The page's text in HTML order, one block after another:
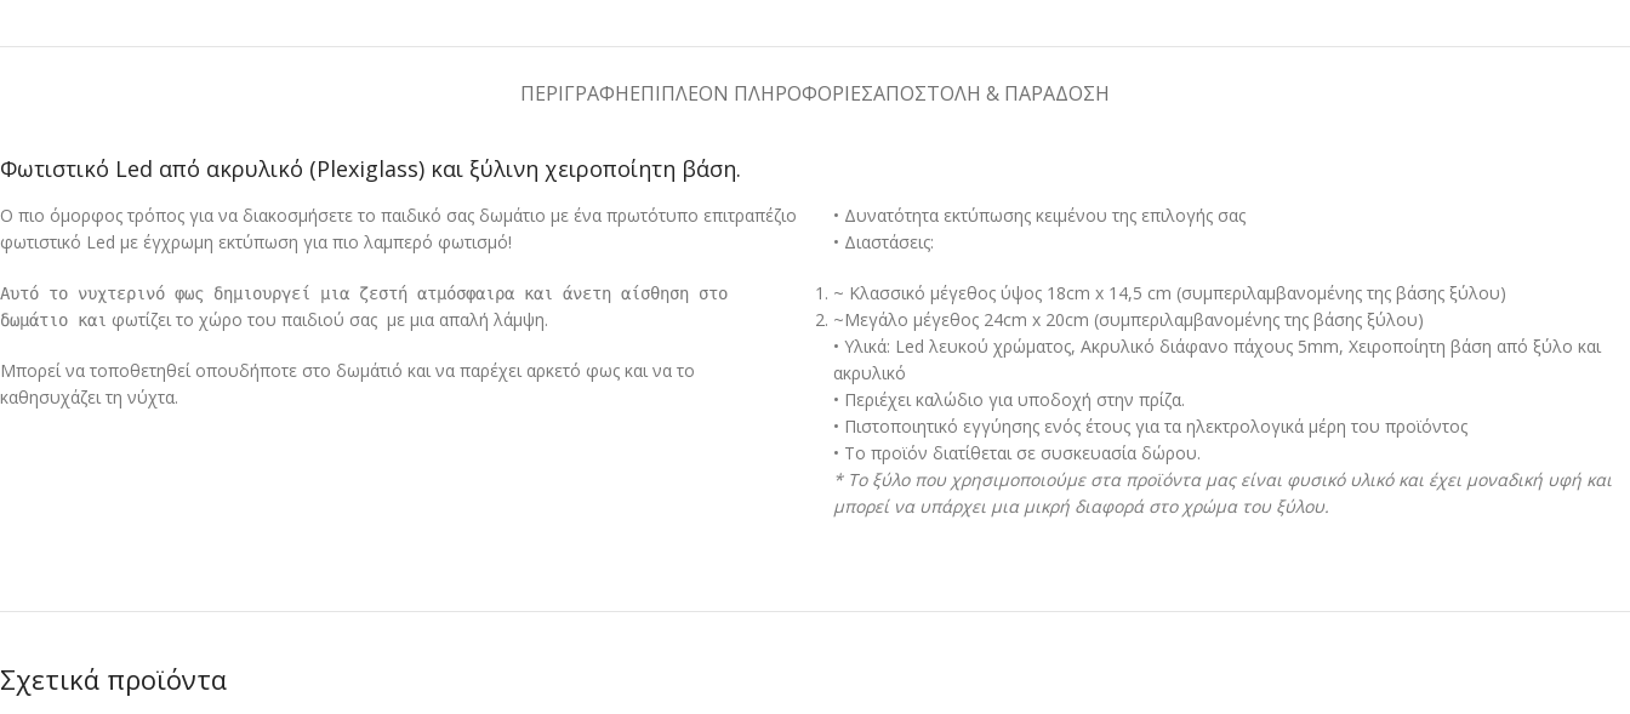
ΠΕΡΙΓΡΑΦΉΕΠΙΠΛΈΟΝ ΠΛΗΡΟΦΟΡΊΕΣΑΠΟΣΤΟΛΉ & ΠΑΡΆΔΟΣΗ
Φωτιστικό Led από ακρυλικό (Plexiglass) και ξύλινη χειροποίητη βάση.
Ο πιο όμορφος τρόπος για να διακοσμήσετε το παιδικό σας δωμάτιο με ένα πρωτότυπο επιτραπέζιο
φωτιστικό Led με έγχρωμη εκτύπωση για πιο λαμπερό φωτισμό!
Αυτό το νυχτερινό φως δημιουργεί μια ζεστή ατμόσφαιρα και άνετη αίσθηση στο
δωμάτιο και φωτίζει το χώρο του παιδιού σας με μια απαλή λάμψη.
Mπορεί να τοποθετηθεί οπουδήποτε στο δωμάτιό και να παρέχει αρκετό φως και να το
καθησυχάζει τη νύχτα.
• Δυνατότητα εκτύπωσης κειμένου της επιλογής σας
• Διαστάσεις:
~ Κλασσικό μέγεθος ύψος 18cm x 14,5 cm (συμπεριλαμβανομένης της βάσης ξύλου)
~Μεγάλο μέγεθος 24cm x 20cm (συμπεριλαμβανομένης της βάσης ξύλου)
• Υλικά: Led λευκού χρώματος, Ακρυλικό διάφανο πάχους 5mm, Χειροποίητη βάση από ξύλο και
ακρυλικό
• Περιέχει καλώδιο για υποδοχή στην πρίζα.
• Πιστοποιητικό εγγύησης ενός έτους για τα ηλεκτρολογικά μέρη του προϊόντος
• Το προϊόν διατίθεται σε συσκευασία δώρου.
* To ξύλο που χρησιμοποιούμε στα προϊόντα μας είναι φυσικό υλικό και έχει μοναδική υφή και
μπορεί να υπάρχει μια μικρή διαφορά στο χρώμα του ξύλου.
Σχετικά προϊόντα